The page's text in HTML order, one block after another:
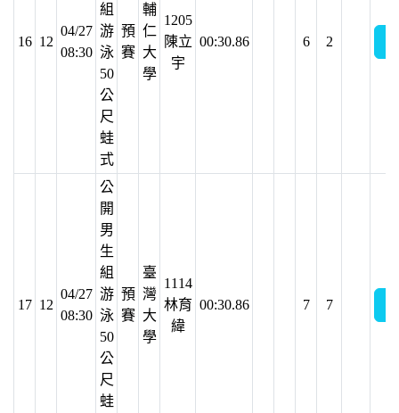
16 12
04/27
08:30
組
游
泳
50
公
尺
蛙
式
預
賽
輔
仁
大
學
1205
陳立
宇
00:30.86 6 2
17 12
04/27
08:30
公
開
男
生
組
游
泳
50
公
尺
蛙
預
賽
臺
灣
大
學
1114
林育
緯
00:30.86 7 7